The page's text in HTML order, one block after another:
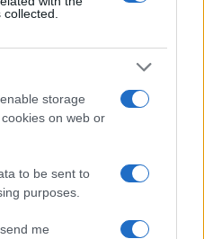
storage
on web or
to be sent to
purposes.
me